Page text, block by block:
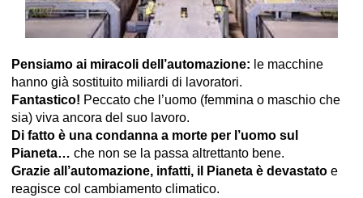
Pensiamo ai miracoli dell’automazione: le macchine
hanno già sostituito miliardi di lavoratori.
Fantastico! Peccato che l’uomo (femmina o maschio che
sia) viva ancora del suo lavoro.
Di fatto è una condanna a morte per l’uomo sul
Pianeta… che non se la passa altrettanto bene.
Grazie all’automazione, infatti, il Pianeta è devastato e
reagisce col cambiamento climatico.